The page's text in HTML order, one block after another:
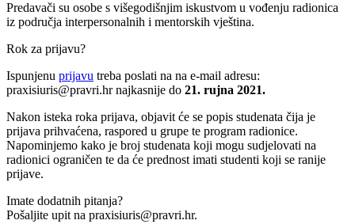
Predavači su osobe s višegodišnjim iskustvom u vođenju radionica
iz područja interpersonalnih i mentorskih vještina.
Rok za prijavu?
Ispunjenu prijavu treba poslati na na e-mail adresu:
praxisiuris@pravri.hr najkasnije do 21. rujna 2021.
Nakon isteka roka prijava, objavit će se popis studenata čija je
prijava prihvaćena, raspored u grupe te program radionice.
Napominjemo kako je broj studenata koji mogu sudjelovati na
radionici ograničen te da će prednost imati studenti koji se ranije
prijave.
Imate dodatnih pitanja?
Pošaljite upit na praxisiuris@pravri.hr.